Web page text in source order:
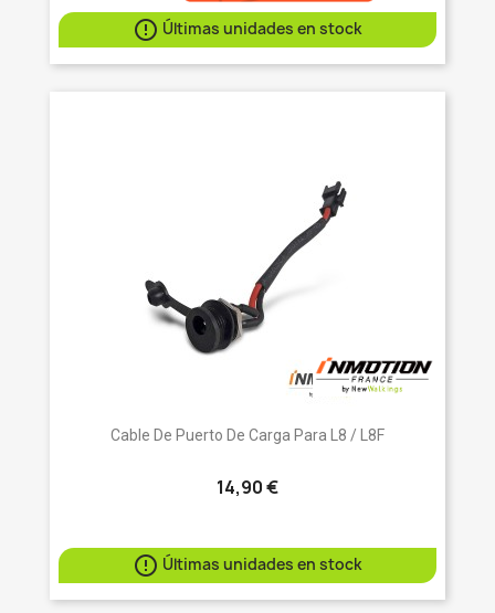
 Últimas unidades en stock
Cable De Puerto De Carga Para L8 / L8F
14,90 €
 Últimas unidades en stock